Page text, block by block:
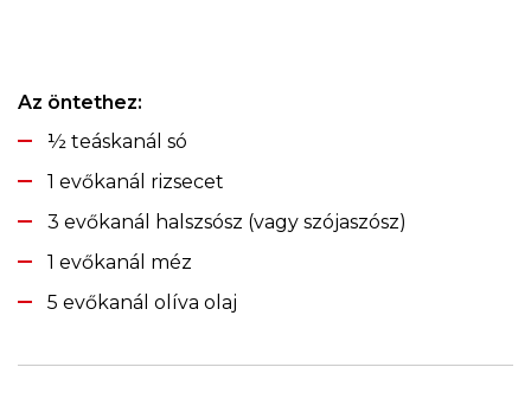
Az öntethez:
½ teáskanál só
1 evőkanál rizsecet
3 evőkanál halszsósz (vagy szójaszósz)
1 evőkanál méz
5 evőkanál olíva olaj